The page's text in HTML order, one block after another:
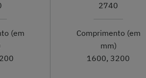
(em
2740
Comprimento (em
mm)
1600, 3200